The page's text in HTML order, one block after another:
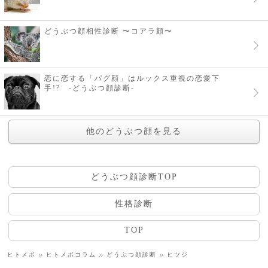
どうぶつ顔相性診断 〜コアラ顔〜
恋に恋する「パグ顔」はルックス重視の恋愛下
手!? -どうぶつ顔診断-
他のどうぶつ顔を見る
どうぶつ顔診断TOP
性格診断
TOP
ヒトメボ ヒトメボコラム どうぶつ顔診断 ヒツジ